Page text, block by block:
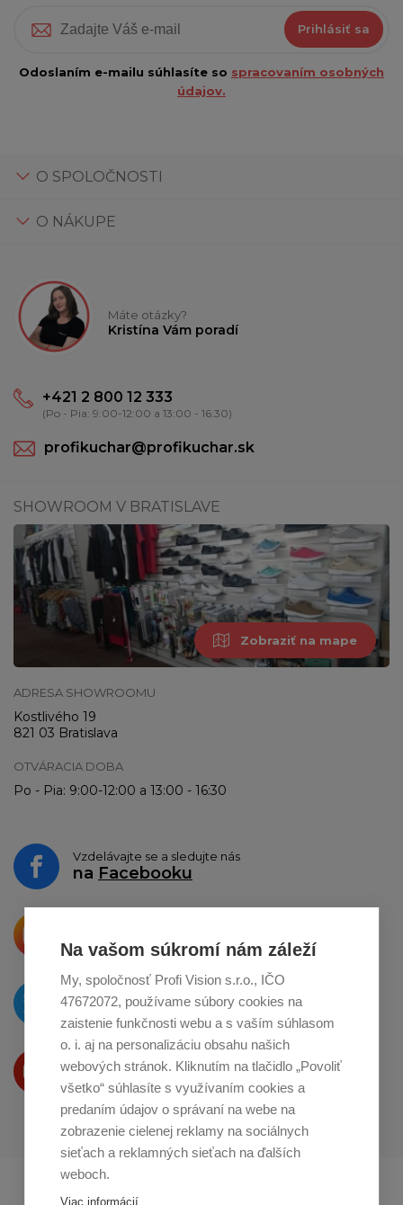
Na vašom súkromí nám záleží
My, spoločnosť Profi Vision s.r.o., IČO
47672072, používame súbory cookies na
zaistenie funkčnosti webu a s vaším súhlasom
o. i. aj na personalizáciu obsahu našich
webových stránok. Kliknutím na tlačidlo „Povoliť
všetko“ súhlasíte s využívaním cookies a
predaním údajov o správaní na webe na
zobrazenie cielenej reklamy na sociálnych
sieťach a reklamných sieťach na ďalších
weboch.
Viac informácií
Prihlásiť sa
Odoslaním e-mailu súhlasíte so spracovaním osobných
údajov.
O SPOLOČNOSTI
O NÁKUPE
Máte otázky?
Kristína Vám poradí
+421 2 800 12 333
(Po - Pia: 9:00-12:00 a 13:00 - 16:30)
profikuchar@profikuchar.sk
SHOWROOM V BRATISLAVE
Zobraziť na mape
ADRESA SHOWROOMU
Kostlivého 19
821 03 Bratislava
OTVÁRACIA DOBA
Po - Pia: 9:00-12:00 a 13:00 - 16:30
Vzdelávajte se a sledujte nás
na Facebooku
o zdieľanie naInstagrame
O novinkách píšeme
naTwitteri
Produkty Vám predstavujeme
na Youtube
Profikuchař.cz